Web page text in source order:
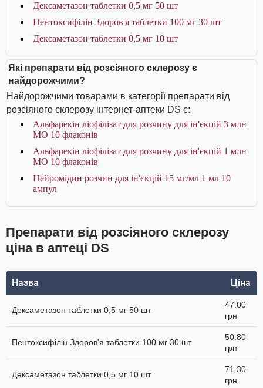
Дексаметазон таблетки 0,5 мг 50 шт
Пентоксифілін Здоров'я таблетки 100 мг 30 шт
Дексаметазон таблетки 0,5 мг 10 шт
Які препарати від розсіяного склерозу є
найдорожчими?
Найдорожчими товарами в категорії препарати від
розсіяного склерозу інтернет-аптеки DS є:
Альфарекін ліофілізат для розчину для ін'єкцій 3 млн
МО 10 флаконів
Альфарекін ліофілізат для розчину для ін'єкцій 1 млн
МО 10 флаконів
Нейромідин розчин для ін'єкцій 15 мг/мл 1 мл 10
ампул
Препарати від розсіяного склерозу
ціна в аптеці DS
Назва Ціна
Дексаметазон таблетки 0,5 мг 50 шт
47.00
грн
Пентоксифілін Здоров'я таблетки 100 мг 30 шт
50.80
грн
Дексаметазон таблетки 0,5 мг 10 шт
71.30
грн